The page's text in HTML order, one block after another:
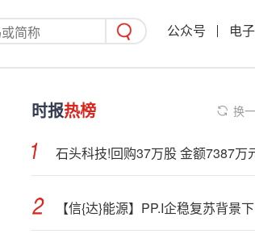
公众号 电
时报热榜 换
石头科技!回购37万股 金额7387万